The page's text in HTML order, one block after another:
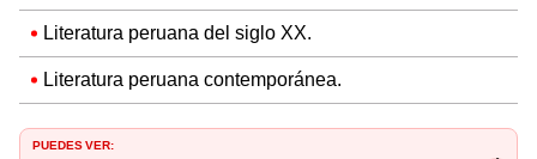
Literatura peruana del siglo XX.
Literatura peruana contemporánea.
PUEDES VER: